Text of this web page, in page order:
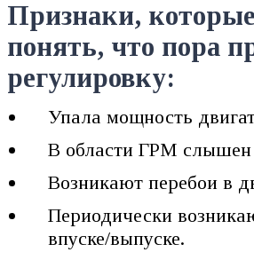
Признаки,
понять, что пора
регулировку:
Упала мощность
В области ГРМ слышен
Возникают перебои в
Периодически
впуске/выпуске.